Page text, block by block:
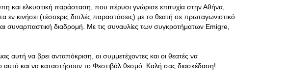
και ελκυστική παράσταση, που πέρυσι γνώρισε επιτυχία στην Αθήνα,
εν κινήσει (τέσσερις διπλές παραστάσεις) με το θεατή σε πρωταγωνιστικό
συναρπαστική διαδρομή. Με τις συναυλίες των συγκροτήματων Emigre,
αυτή να βρει ανταπόκριση, οι συμμετέχοντες και οι θεατές να
και να καταστήσουν το Φεστιβάλ θεσμό. Καλή σας διασκέδαση!